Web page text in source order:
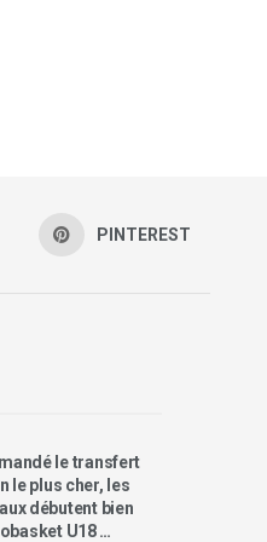
PINTEREST
le transfert
le plus cher, les
débutent bien
U18 …